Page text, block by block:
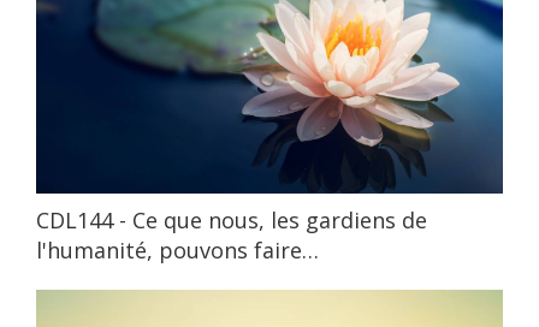
CDL144 - Ce que nous, les gardiens de
l'humanité, pouvons faire…